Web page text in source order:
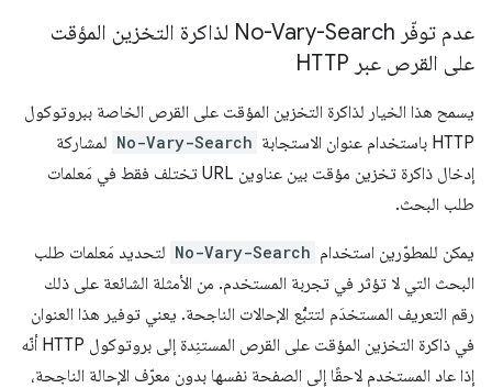
عدم توفّر No-Vary-Search لذاكرة التخزين المؤقت
على القرص عبر HTTP
يسمح هذا الخيار لذاكرة التخزين المؤقت على القرص الخاصة ببروتوكول
HTTP باستخدام عنوان الاستجابة
No-Vary-Search لمشاركة
إدخال ذاكرة تخزين مؤقت بين عناوين URL تختلف فقط في مَعلمات
طلب البحث.
يمكن للمطوّرين استخدام No-Vary-Search لتحديد مَعلمات طلب
البحث التي لا تؤثر في تجربة المستخدم. من الأمثلة الشائعة على ذلك
رقم التعريف المستخدَم لتتبُّع الإحالات الناجحة. يعني توفير هذا العنوان
في ذاكرة التخزين المؤقت على القرص المستنِدة إلى بروتوكول HTTP أنّه
إذا عاد المستخدم لاحقًا إلى الصفحة نفسها بدون معرّف الإحالة الناجحة،